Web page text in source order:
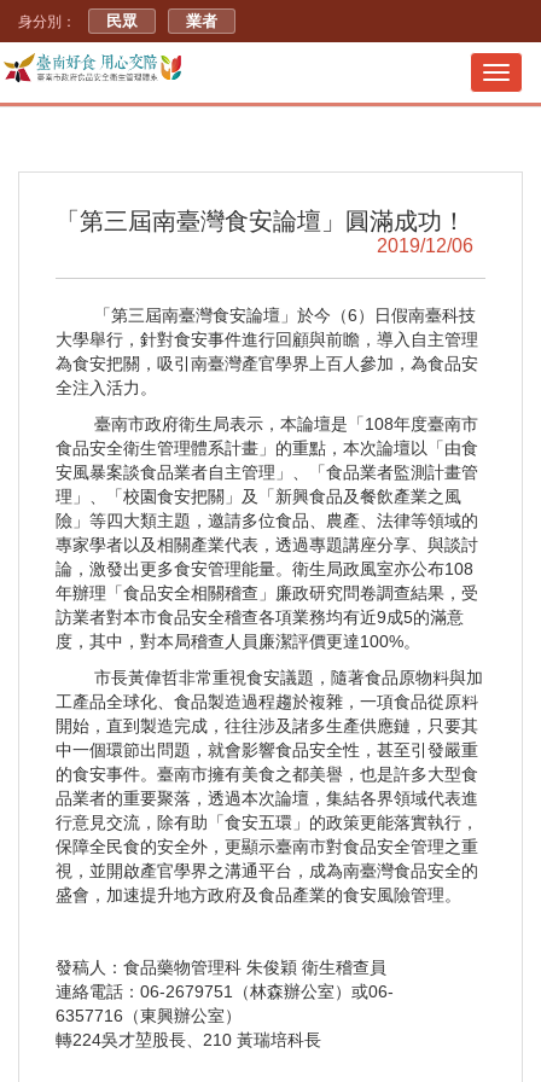
身分別： 民眾 業者
「第三屆南臺灣食安論壇」圓滿成功！
2019/12/06
「第三屆南臺灣食安論壇」於今（6）日假南臺科技
大學舉行，針對食安事件進行回顧與前瞻，導入自主管理
為食安把關，吸引南臺灣產官學界上百人參加，為食品安
全注入活力。
臺南市政府衛生局表示，本論壇是「108年度臺南市
食品安全衛生管理體系計畫」的重點，本次論壇以「由食
安風暴案談食品業者自主管理」、「食品業者監測計畫管
理」、「校園食安把關」及「新興食品及餐飲產業之風
險」等四大類主題，邀請多位食品、農產、法律等領域的
專家學者以及相關產業代表，透過專題講座分享、與談討
論，激發出更多食安管理能量。衛生局政風室亦公布108
年辦理「食品安全相關稽查」廉政研究問卷調查結果，受
訪業者對本市食品安全稽查各項業務均有近9成5的滿意
度，其中，對本局稽查人員廉潔評價更達100%。
市長黃偉哲非常重視食安議題，隨著食品原物料與加
工產品全球化、食品製造過程趨於複雜，一項食品從原料
開始，直到製造完成，往往涉及諸多生產供應鏈，只要其
中一個環節出問題，就會影響食品安全性，甚至引發嚴重
的食安事件。臺南市擁有美食之都美譽，也是許多大型食
品業者的重要聚落，透過本次論壇，集結各界領域代表進
行意見交流，除有助「食安五環」的政策更能落實執行，
保障全民食的安全外，更顯示臺南市對食品安全管理之重
視，並開啟產官學界之溝通平台，成為南臺灣食品安全的
盛會，加速提升地方政府及食品產業的食安風險管理。
發稿人：食品藥物管理科 朱俊穎 衛生稽查員
連絡電話：06-2679751（林森辦公室）或06-
6357716（東興辦公室）
轉224吳才堃股長、210 黃瑞培科長